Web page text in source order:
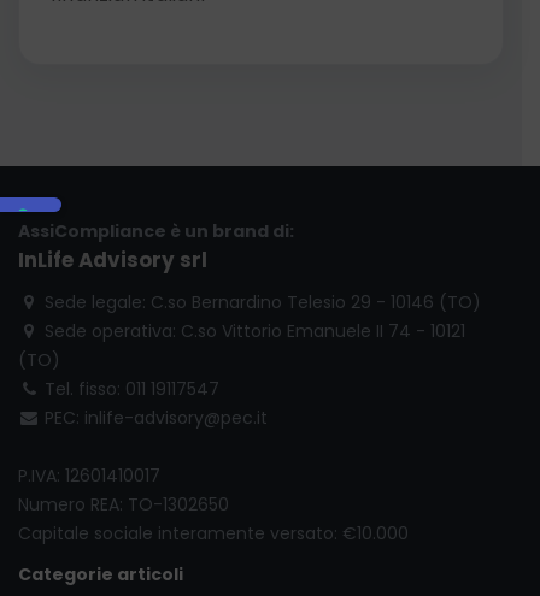
AssiCompliance è un brand di:
InLife Advisory srl
Sede legale: C.so Bernardino Telesio 29 - 10146 (TO)
Sede operativa: C.so Vittorio Emanuele II 74 - 10121
(TO)
Tel. fisso: 011 19117547
PEC: inlife-advisory@pec.it
P.IVA: 12601410017
Numero REA: TO-1302650
Capitale sociale interamente versato: €10.000
Categorie articoli